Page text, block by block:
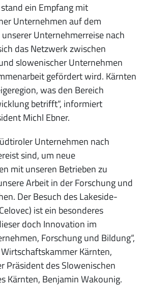
ein Empfang mit
Unternehmen auf dem
Unternehmerreise nach
das Netzwerk zwischen
slowenischer Unternehmen
gefördert wird. Kärnten
was den Bereich
betrifft“, informiert
Michl Ebner.
Unternehmen nach
sind, um neue
mit unseren Betrieben zu
Arbeit in der Forschung und
Der Besuch des Lakeside-
ist ein besonderes
doch Innovation im
Forschung und Bildung“,
Kärnten,
Präsident des Slowenischen
Kärnten, Benjamin Wakounig.